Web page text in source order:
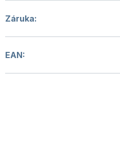
Záruka:
EAN: